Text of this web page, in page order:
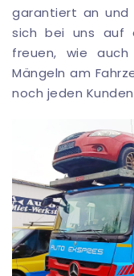
garantiert an und
sich bei uns auf
freuen, wie
Mängeln am
noch jeden